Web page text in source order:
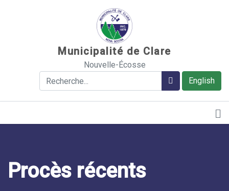
Municipalité de Clare
Nouvelle-Écosse
English
Rechercher Rechercher
Procès récents